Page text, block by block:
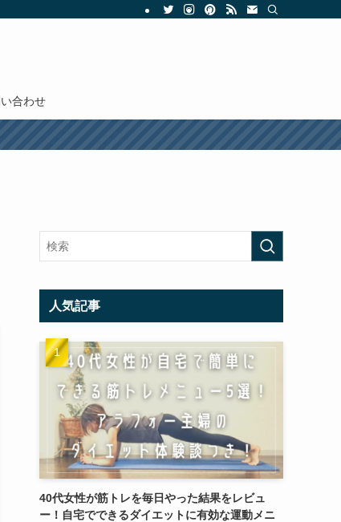
合わせ
人気記事
40代女性が筋トレを毎日やった結果をレビュ
ー！自宅でできるダイエットに有効な運動メニ